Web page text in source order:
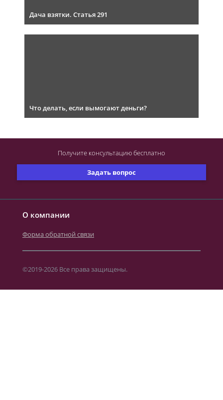
Дача взятки. Статья 291
Что делать, если вымогают деньги?
О компании
Форма обратной связи
©2019-2026 Все права защищены.
Задать вопрос
Получите консультациюбесплатно